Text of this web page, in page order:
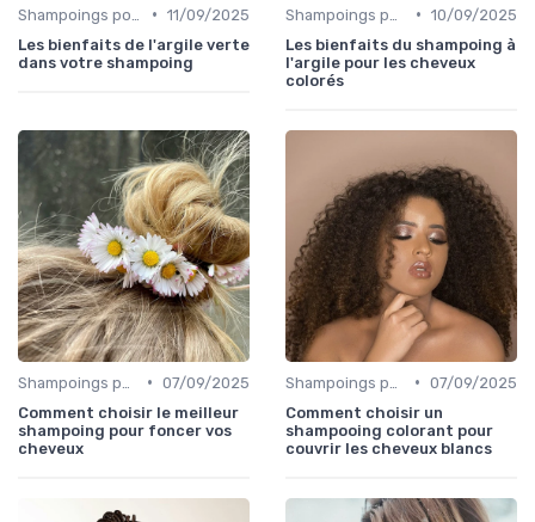
• 11/09/2025
Les bienfaits de l'argile verte
dans votre shampoing
• 10/09/2025
Les bienfaits du shampoing à
l'argile pour les cheveux
colorés
• 07/09/2025
Comment choisir le meilleur
shampoing pour foncer vos
cheveux
• 07/09/2025
Comment choisir un
shampooing colorant pour
couvrir les cheveux blancs